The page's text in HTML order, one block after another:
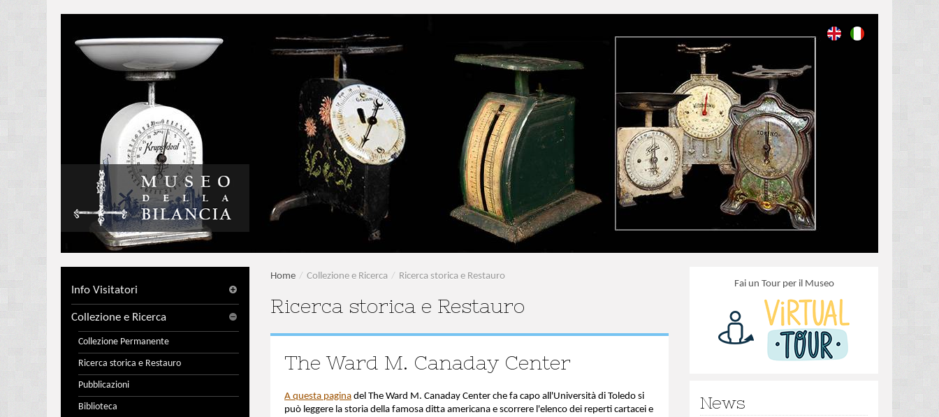
Info Visitatori
Collezione e Ricerca
Collezione Permanente
Ricerca storica e Restauro
Pubblicazioni
Biblioteca
Home / Collezione e Ricerca / Ricerca storica e Restauro
Ricerca storica e Restauro
The Ward M. Canaday Center
A questa pagina del The Ward M. Canaday Center che fa capo all'Università di Toledo si
può leggere la storia della famosa ditta americana e scorrere l'elenco dei reperti cartacei e
Fai un Tour per il Museo
News